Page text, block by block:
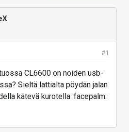
#1
CL6600 on noiden usb-
Sieltä lattialta pöydän jalan
kätevä kurotella :facepalm: